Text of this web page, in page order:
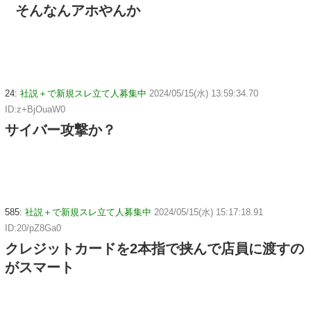
そんなんアホやんか
24: 社説＋で新規スレ立て人募集中 2024/05/15(水) 13:59:34.70
ID:z+BjOuaW0
サイバー攻撃か？
585: 社説＋で新規スレ立て人募集中 2024/05/15(水) 15:17:18.91
ID:20/pZ8Ga0
クレジットカードを2本指で挟んで店員に渡すの
がスマート